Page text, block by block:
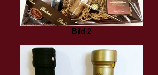
Bild 2